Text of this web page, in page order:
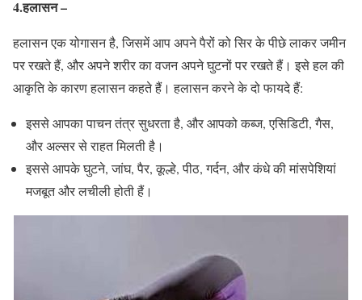
4.हलासन –
हलासन एक योगासन है, जिसमें आप अपने पैरों को सिर के पीछे लाकर जमीन
पर रखते हैं, और अपने शरीर का वजन अपने घुटनों पर रखते हैं। इसे हल की
आकृति के कारण हलासन कहते हैं। हलासन करने के दो फायदे हैं:
इससे आपका पाचन तंत्र सुधरता है, और आपको कब्ज, एसिडिटी, गैस,
और अल्सर से राहत मिलती है।
इससे आपके घुटने, जांघ, पैर, कूल्हे, पीठ, गर्दन, और कंधे की मांसपेशियां
मजबूत और लचीली होती हैं।